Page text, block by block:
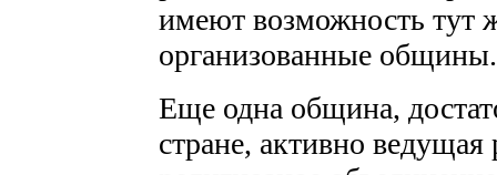
имеют возможность тут
организованные общины.
Еще одна община,
стране, активно